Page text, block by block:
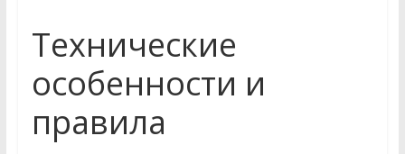
Технические
особенности и
правила